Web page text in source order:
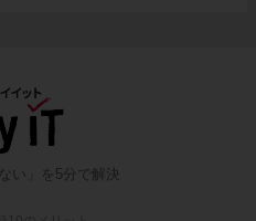
い」を5分で解決